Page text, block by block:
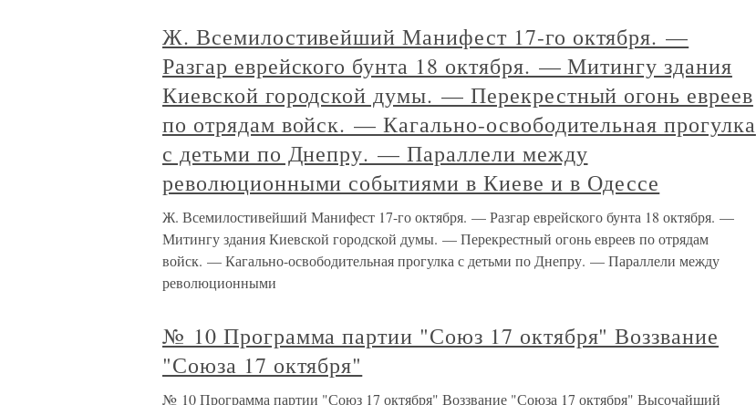
Ж. Всемилостивейший Манифест 17-го октября. —
Разгар еврейского бунта 18 октября. — Митингу здания
Киевской городской думы. — Перекрестный огонь евреев
по отрядам войск. — Кагально-освободительная прогулка
с детьми по Днепру. — Параллели между
революционными событиями в Киеве и в Одессе
Ж. Всемилостивейший Манифест 17-го октября. — Разгар еврейского бунта 18 октября. —
Митингу здания Киевской городской думы. — Перекрестный огонь евреев по отрядам
войск. — Кагально-освободительная прогулка с детьми по Днепру. — Параллели между
революционными
№ 10 Программа партии "Союз 17 октября" Воззвание
"Союза 17 октября"
№ 10 Программа партии "Союз 17 октября" Воззвание "Союза 17 октября" Высочайший